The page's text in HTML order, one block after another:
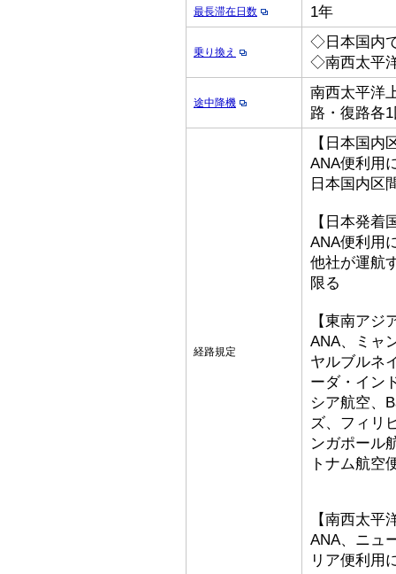
最長滞在日数 1年
乗り換え
◇日本国内
◇南西太平
途中降機
南西太平洋
路・復路各
経路規定
【日本国内
ANA便利用
日本国内区
【日本発着
ANA便利用
他社が運航
限る
【東南アジ
ANA、ミャ
ヤルブルネ
ーダ・イン
シア航空、
ズ、フィリ
ンガポール
トナム航空
【南西太平
ANA、ニュ
リア便利用